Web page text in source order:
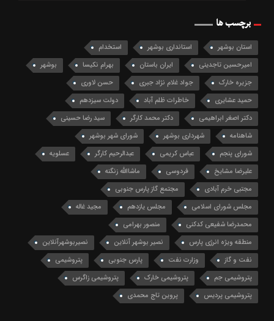
برچسب ها
استان بوشهر استانداری بوشهر
استخدام
امیرحسین تاجدینی
ایران باستان بهرام نکیسا
بوشهر
جزیره خارک
جواد غلام نژاد جبری
حسن لاوری
حمید عشایری
خاطرات ظلم آباد
دولت سیزدهم
دکتر اصغر ابراهیمی
دکتر محمد کارگر
سید رضا حسینی
شاهنامه
شهرداری بوشهر
شورای شهر بوشهر
شورای پنجم
عباس کریمی عبدالرحیم کارگر
عسلویه
علیرضا مشایخ
فردوسی
ماشاالله زنگنه
مجتبی خرم آبادی
مجتمع گاز پارس جنوبی
مجلس شورای اسلامی
مجلس یازدهم
مجید غاله
محمدرضا شفیعی کدکنی
منصور بهرامی
منطقه ویژه انرژی پارس
نصیر بوشهر آنلاین
نصیربوشهرآنلاین
نفت و گاز
وزارت نفت پارس جنوبی
پتروشیمی
پتروشیمی جم
پتروشیمی خارک
پتروشیمی زاگرس
پتروشیمی پردیس
پروین تاج محمدی